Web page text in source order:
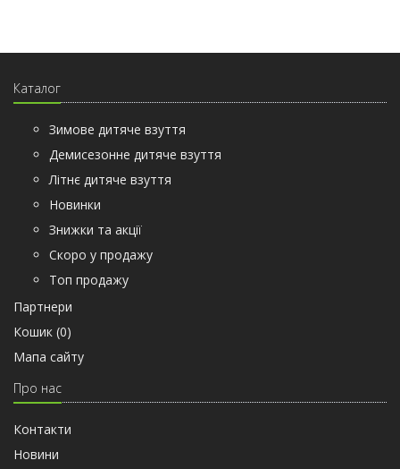
Каталог
Зимове дитяче взуття
Демисезонне дитяче взуття
Літнє дитяче взуття
Новинки
Знижки та акції
Скоро у продажу
Топ продажу
Партнери
Кошик (0)
Мапа сайту
Про нас
Контакти
Новини